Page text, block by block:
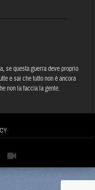
se questa guerra deve proprio
e sai che tutto non è ancora
non la faccia la gente.